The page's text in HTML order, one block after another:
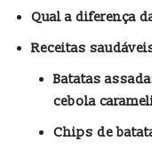
Qual a diferença
Receitas
Batatas
cebola
Chips de